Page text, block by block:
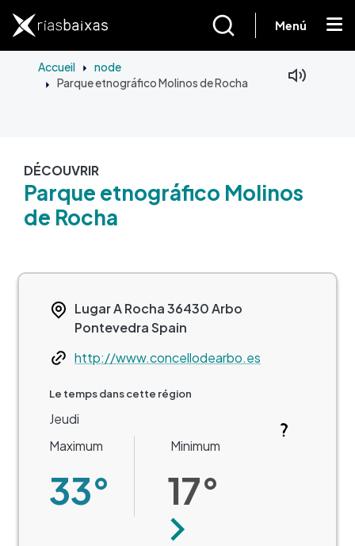
Menú
Accueil node
Parque etnográfico Molinos de Rocha
DÉCOUVRIR
Parque etnográfico Molinos
de Rocha
Lugar A Rocha36430Arbo
PontevedraSpain
Webhttp://www.concellodearbo.es
Le temps dans cette région
Jeudi
Maximum
33°
Minimum
17°
Suivant